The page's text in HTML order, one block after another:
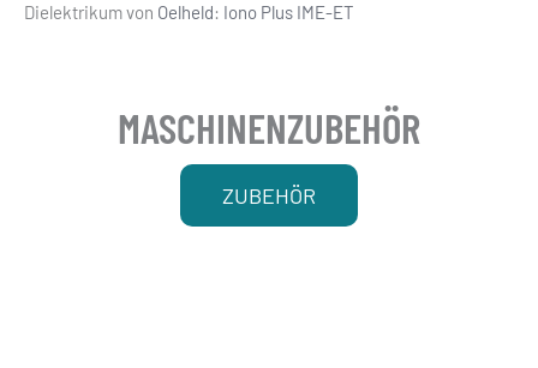
Dielektrikum von Oelheld: Iono Plus IME-ET
MASCHINENZUBEHÖR
ZUBEHÖR